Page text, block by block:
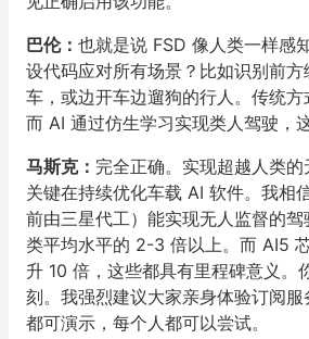
巴伦： 也就是说 FSD 像人类一样感
设代码应对所有场景？比如识别前
车，或边开车边遛狗的行人。传统方
而 AI 通过仿生学习实现类人驾驶，
马斯克： 完全正确。实现超越人类的
关键在持续优化车载 AI 软件。我相
前由三星代工）能实现无人监督的
类平均水平的 2-3 倍以上。而 AI5
升 10 倍，这些都具有里程碑意义。
刻。我强烈建议大家亲身体验订阅
都可演示，每个人都可以尝试。